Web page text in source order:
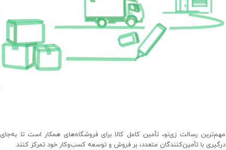
مهم‌ترین رسالت زی‌نو، تأمین کامل کالا برای فروشگاه‌های همکار است تا به‌جای
درگیری با تأمین‌کنندگان متعدد، بر فروش و توسعه کسب‌وکار خود تمرکز کنند.